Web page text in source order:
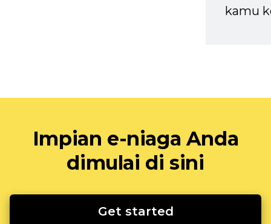
kamu
Impian e-niaga Anda
dimulai di sini
Get started